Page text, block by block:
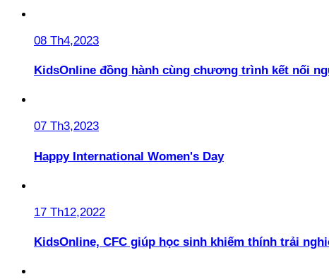
08 Th4,2023
KidsOnline đồng hành cùng chương trình kết nối
07 Th3,2023
Happy International Women's Day
17 Th12,2022
KidsOnline, CFC giúp học sinh khiếm thính trải